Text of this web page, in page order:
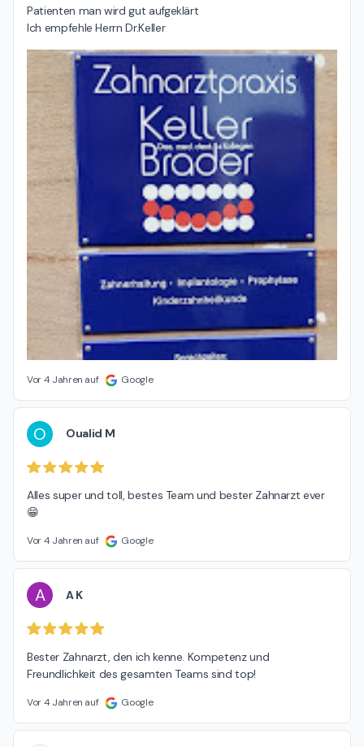
Patienten man wird gut aufgeklärt
Ich empfehle Herrn Dr.Keller
Vor 4 Jahren auf Google
O Oualid M
Alles super und toll, bestes Team und bester Zahnarzt ever
😁
Vor 4 Jahren auf Google
A A K
Bester Zahnarzt, den ich kenne. Kompetenz und
Freundlichkeit des gesamten Teams sind top!
Vor 4 Jahren auf Google